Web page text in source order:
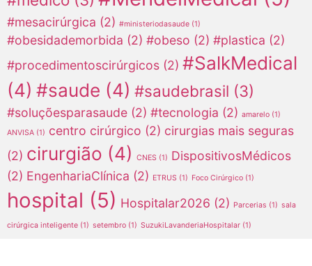
#mesacirúrgica (2) #ministeriodasaude (1)
#obesidademorbida (2) #obeso (2) #plastica (2)
#procedimentoscirúrgicos (2) #SalkMedical
(4) #saude (4) #saudebrasil (3)
#soluçõesparasaude (2) #tecnologia (2) amarelo (1)
ANVISA (1) centro cirúrgico (2) cirurgias mais seguras
(2) cirurgião (4) CNES (1) DispositivosMédicos
(2) EngenhariaClínica (2) ETRUS (1) Foco Cirúrgico (1)
hospital (5) Hospitalar2026 (2) Parcerias (1) sala
cirúrgica inteligente (1) setembro (1) SuzukiLavanderiaHospitalar (1)